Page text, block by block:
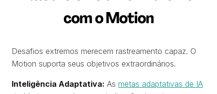
com o Motion
Desafios extremos merecem rastreamento capaz. O
Motion suporta seus objetivos extraordinários.
Inteligência Adaptativa: As metas adaptativas de IA